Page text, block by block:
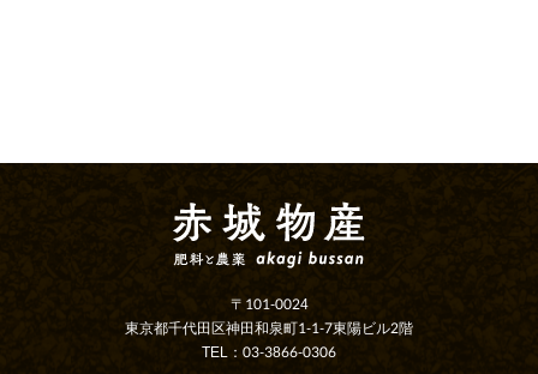
〒101-0024
東京都千代田区神田和泉町1-1-7東陽ビル2階
TEL：03-3866-0306